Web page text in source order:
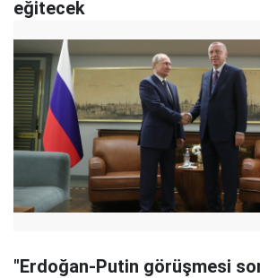
eğitecek
"Erdoğan-Putin görüşmesi